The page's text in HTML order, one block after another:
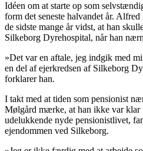
Idéen om at starte op som
form det seneste halvandet år.
de sidste mange år vidst, at han
Silkeborg Dyrehospital, når han
»Det var en aftale, jeg indgik med
en del af ejerkredsen af Silkeborg
forklarer han.
I takt med at tiden som pensionist
Mølgård mærke, at han ikke var klar
udelukkende nyde pensionistlivet,
ejendommen ved Silkeborg.